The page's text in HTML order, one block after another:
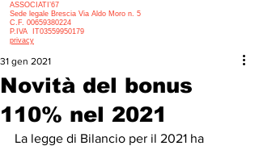
ASSOCIATI’67
Sede legale Brescia Via Aldo Moro n. 5
C.F. 00659380224
P.IVA IT03559950179
privacy
Novità del bonus
110% nel 2021
31 gen 2021
La legge di Bilancio per il 2021 ha